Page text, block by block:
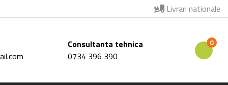
Livrari nationale
Consultanta tehnica
0734 396 390
0